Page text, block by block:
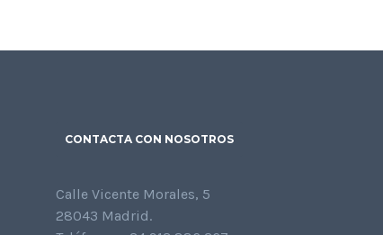
CONTACTA CON NOSOTROS
Calle Vicente Morales, 5
28043 Madrid.